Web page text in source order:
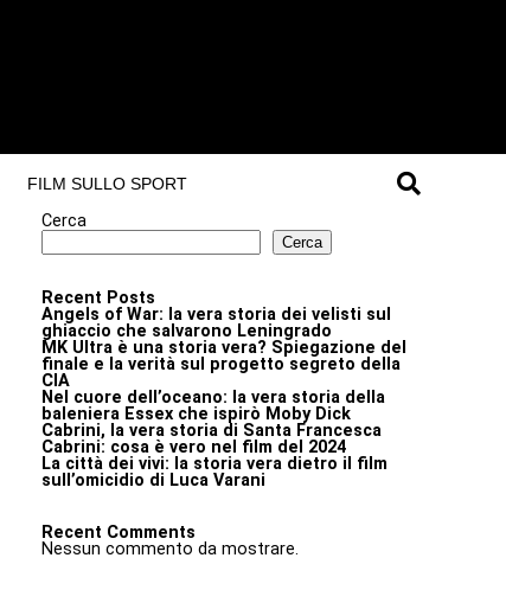
FILM SULLO SPORT
Cerca
Cerca
Recent Posts
Angels of War: la vera storia dei velisti sul
ghiaccio che salvarono Leningrado
MK Ultra è una storia vera? Spiegazione del
finale e la verità sul progetto segreto della
CIA
Nel cuore dell’oceano: la vera storia della
baleniera Essex che ispirò Moby Dick
Cabrini, la vera storia di Santa Francesca
Cabrini: cosa è vero nel film del 2024
La città dei vivi: la storia vera dietro il film
sull’omicidio di Luca Varani
Recent Comments
Nessun commento da mostrare.